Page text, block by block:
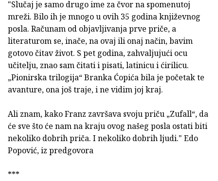
"Slučaj je samo drugo ime za čvor na spomenutoj
mreži. Bilo ih je mnogo u ovih 35 godina književnog
posla. Računam od objavljivanja prve priče, a
literaturom se, inače, na ovaj ili onaj način, bavim
gotovo čitav život. S pet godina, zahvaljujući ocu
učitelju, znao sam čitati i pisati, latinicu i ćirilicu.
„Pionirska trilogija“ Branka Ćopića bila je početak te
avanture, ona još traje, i ne vidim joj kraj.
Ali znam, kako Franz završava svoju priču „Zufall“, da
će sve što će nam na kraju ovog našeg posla ostati biti
nekoliko dobrih priča. I nekoliko dobrih ljudi." Edo
Popović, iz predgovora
***